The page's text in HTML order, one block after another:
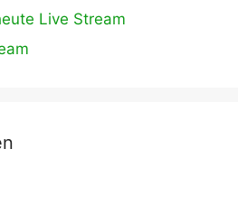
Live Stream